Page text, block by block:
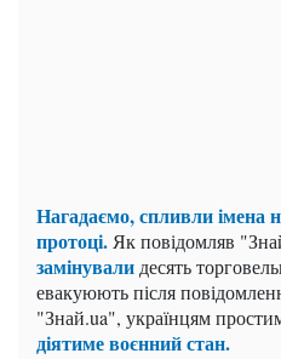
Нагадаємо, спливли імена
протоці. Як повідомляв
замінували десять
евакуюють після
"Знай.ua", українцям
діятиме воєнний стан.